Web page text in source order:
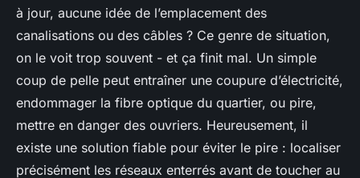
à jour, aucune idée de l’emplacement des
canalisations ou des câbles ? Ce genre de situation,
on le voit trop souvent - et ça finit mal. Un simple
coup de pelle peut entraîner une coupure d’électricité,
endommager la fibre optique du quartier, ou pire,
mettre en danger des ouvriers. Heureusement, il
existe une solution fiable pour éviter le pire : localiser
précisément les réseaux enterrés avant de toucher au